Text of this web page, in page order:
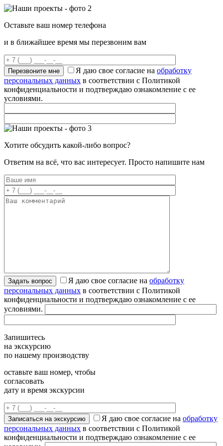
Оставьте ваш номер телефона
и в ближайшее время мы перезвоним вам
Я даю свое согласие на обработку
персональных данных в соответствии с Политикой
конфиденциальности и подтверждаю ознакомление с ее
условиями.
Хотите обсудить какой-либо вопрос?
Ответим на всё, что вас интересует. Просто напишите нам
Я даю свое согласие на обработку
персональных данных в соответствии с Политикой
конфиденциальности и подтверждаю ознакомление с ее
условиями.
Запишитесь
на экскурсию
по нашему производству
оставьте ваш номер, чтобы
согласовать
дату и время экскурсии
Я даю свое согласие на обработку
персональных данных в соответствии с Политикой
конфиденциальности и подтверждаю ознакомление с ее